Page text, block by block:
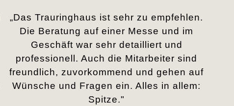
„Das Trauringhaus ist sehr zu empfehlen.
Die Beratung auf einer Messe und im
Geschäft war sehr detailliert und
professionell. Auch die Mitarbeiter sind
freundlich, zuvorkommend und gehen auf
Wünsche und Fragen ein. Alles in allem:
Spitze."